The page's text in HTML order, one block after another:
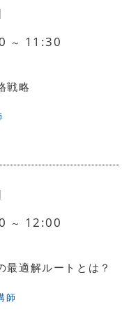
|
～ 11:30
戦略
|
～ 12:00
適解ルートとは？
師